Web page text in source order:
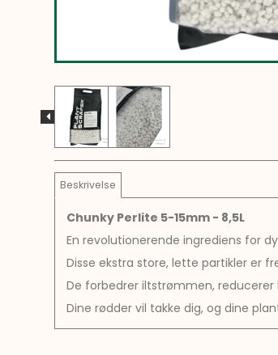
Beskrivelse
Chunky Perlite 5-15mm - 8,5L
En revolutionerende ingrediens for
Disse ekstra store, lette partikler er
De forbedrer iltstrømmen,
Dine rødder vil takke dig, og dine